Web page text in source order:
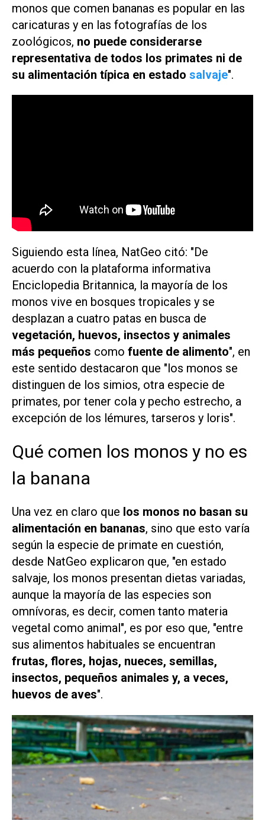
monos que comen bananas es popular en las
caricaturas y en las fotografías de los
zoológicos, no puede considerarse
representativa de todos los primates ni de
su alimentación típica en estado salvaje".
Siguiendo esta línea, NatGeo citó: "De
acuerdo con la plataforma informativa
Enciclopedia Britannica, la mayoría de los
monos vive en bosques tropicales y se
desplazan a cuatro patas en busca de
vegetación, huevos, insectos y animales
más pequeños como fuente de alimento", en
este sentido destacaron que "los monos se
distinguen de los simios, otra especie de
primates, por tener cola y pecho estrecho, a
excepción de los lémures, tarseros y loris".
Qué comen los monos y no es
la banana
Una vez en claro que los monos no basan su
alimentación en bananas, sino que esto varía
según la especie de primate en cuestión,
desde NatGeo explicaron que, "en estado
salvaje, los monos presentan dietas variadas,
aunque la mayoría de las especies son
omnívoras, es decir, comen tanto materia
vegetal como animal", es por eso que, "entre
sus alimentos habituales se encuentran
frutas, flores, hojas, nueces, semillas,
insectos, pequeños animales y, a veces,
huevos de aves".